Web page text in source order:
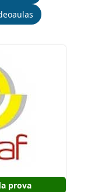
prova